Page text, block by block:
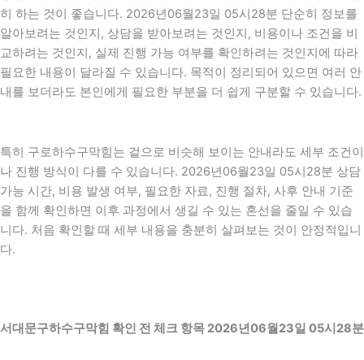
히 하는 것이 좋습니다. 2026년06월23일 05시28분 단순히 정보를
알아보려는 것인지, 상담을 받아보려는 것인지, 비용이나 조건을 비
교하려는 것인지, 실제 진행 가능 여부를 확인하려는 것인지에 따라
필요한 내용이 달라질 수 있습니다. 목적이 정리되어 있으면 여러 안
내를 보더라도 본인에게 필요한 부분을 더 쉽게 구분할 수 있습니다.
특히 구로하수구막힘는 겉으로 비슷해 보이는 안내라도 세부 조건이
나 진행 방식이 다를 수 있습니다. 2026년06월23일 05시28분 상담
가능 시간, 비용 발생 여부, 필요한 자료, 진행 절차, 사후 안내 기준
을 함께 확인하면 이후 과정에서 생길 수 있는 혼선을 줄일 수 있습
니다. 처음 확인할 때 세부 내용을 충분히 살펴보는 것이 안정적입니
다.
서대문구하수구막힘 확인 전 체크 항목 2026년06월23일 05시28분